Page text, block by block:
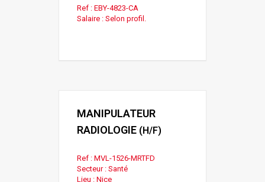
Ref : EBY-4823-CA
Salaire : Selon profil.
MANIPULATEUR
RADIOLOGIE (H/F)
Ref : MVL-1526-MRTFD
Secteur : Santé
Lieu : Nice